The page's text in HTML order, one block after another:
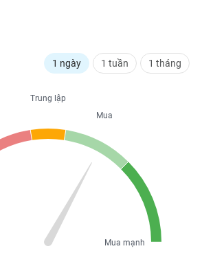
1 ngày 1 tuần 1 tháng
Trung lập
Mua
Mua mạnh